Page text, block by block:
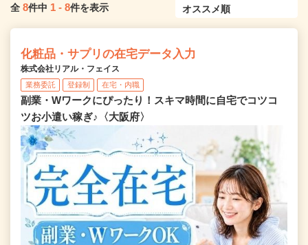
全 8件中 1 - 8件を表示
化粧品・サプリの在宅データ入力
株式会社リアル・フェイス
業務委託 登録制 在宅・内職
副業・Wワークにぴったり！スキマ時間に自宅でコツコ
ツお小遣い稼ぎ♪〈大阪府〉